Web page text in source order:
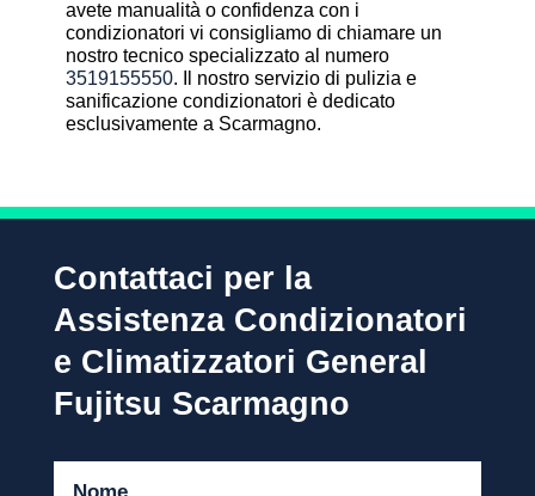
avete manualità o confidenza con i
condizionatori vi consigliamo di chiamare un
nostro tecnico specializzato al numero
3519155550. Il nostro servizio di pulizia e
sanificazione condizionatori è dedicato
esclusivamente a Scarmagno.
Contattaci per la
Assistenza Condizionatori
e Climatizzatori General
Fujitsu Scarmagno